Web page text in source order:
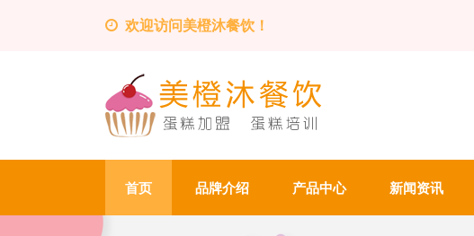
欢迎访问美橙沐餐饮！
首页 品牌介绍 产品中心 新闻资讯